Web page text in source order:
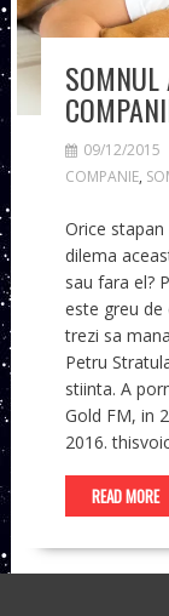
09/12/2015
COMPANIE,
Orice
dilema
sau fara el?
este greu de
trezi sa
Petru
stiinta. A
Gold FM, in
2016.
READ MORE